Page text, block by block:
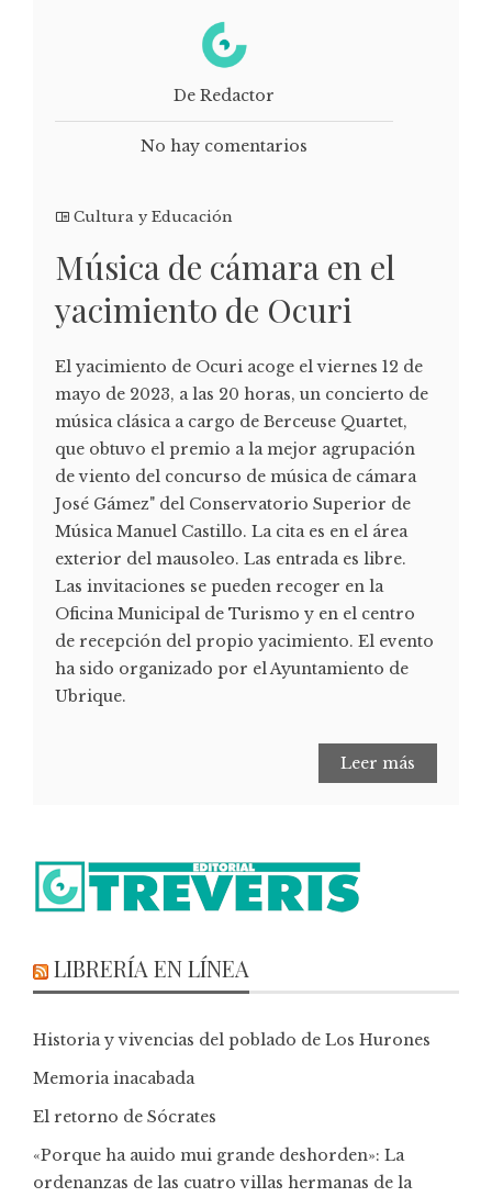
De Redactor
No hay comentarios
Cultura y Educación
Música de cámara en el
yacimiento de Ocuri
El yacimiento de Ocuri acoge el viernes 12 de
mayo de 2023, a las 20 horas, un concierto de
música clásica a cargo de Berceuse Quartet,
que obtuvo el premio a la mejor agrupación
de viento del concurso de música de cámara
José Gámez" del Conservatorio Superior de
Música Manuel Castillo. La cita es en el área
exterior del mausoleo. Las entrada es libre.
Las invitaciones se pueden recoger en la
Oficina Municipal de Turismo y en el centro
de recepción del propio yacimiento. El evento
ha sido organizado por el Ayuntamiento de
Ubrique.
Leer más
LIBRERÍA EN LÍNEA
Historia y vivencias del poblado de Los Hurones
Memoria inacabada
El retorno de Sócrates
«Porque ha auido mui grande deshorden»: La
ordenanzas de las cuatro villas hermanas de la